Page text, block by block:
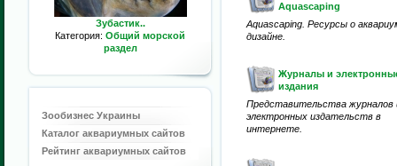
Зубастик..
Категория: Общий морской
раздел
Зообизнес Украины
Каталог аквариумных сайтов
Рейтинг аквариумных сайтов
Aquascaping
Aquascaping. Ресурсы о
дизайне.
Журналы и
издания
Представительства журналов
электронных издательств в
интернете.